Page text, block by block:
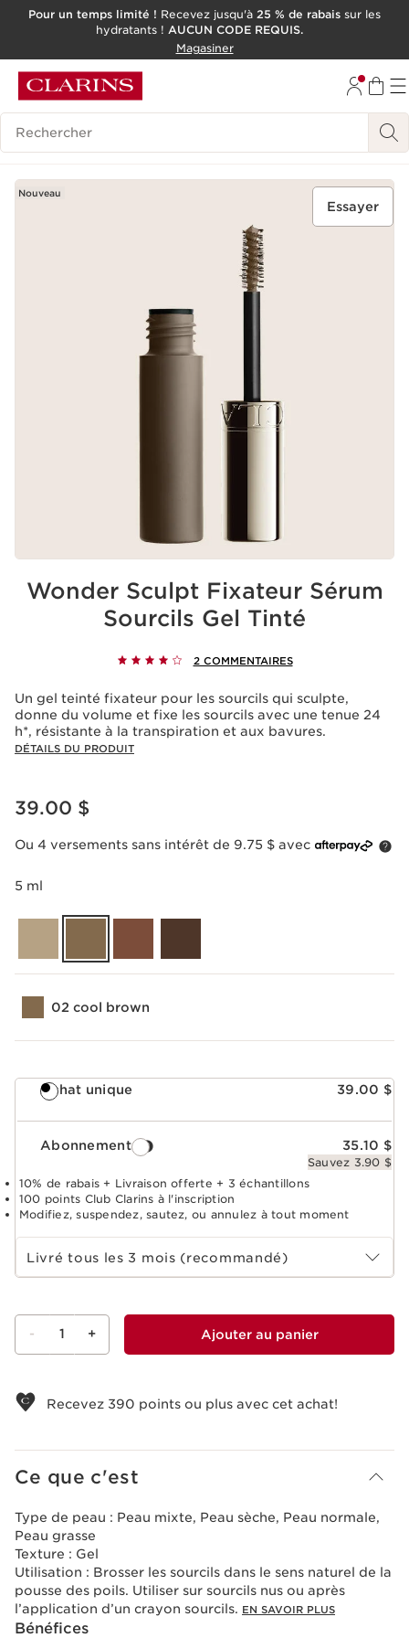
ALLER AU CONTENU
OUTIL D'ACCESSIBILITÉ
Pour un temps limité ! Recevez jusqu'à 25 % de rabais sur les
hydratants ! AUCUN CODE REQUIS.
Magasiner
Historique des recherches
Nouveau
Essayer
Wonder Sculpt Fixateur Sérum
Sourcils Gel Tinté
2 COMMENTAIRES
Un gel teinté fixateur pour les sourcils qui sculpte,
donne du volume et fixe les sourcils avec une tenue 24
h*, résistante à la transpiration et aux bavures.
DÉTAILS DU PRODUIT
Nouveau prix 39.00 $
39.00 $
Ou 4 versements sans intérêt de 9.75 $ avec
5 ml
02 cool brown
Achat unique 39.00 $
Abonnement 35.10 $
Sauvez 3.90 $
10% de rabais + Livraison offerte + 3 échantillons
100 points Club Clarins à l'inscription
Modifiez, suspendez, sautez, ou annulez à tout moment
Choisir la période d''abonnement
Livré tous les 3 mois (recommandé)
- 1 + Ajouter au panier
Recevez 390 points ou plus avec cet achat!
Ce que c'est
Type de peau : Peau mixte, Peau sèche, Peau normale,
Peau grasse
Texture : Gel
Utilisation : Brosser les sourcils dans le sens naturel de la
pousse des poils. Utiliser sur sourcils nus ou après
l’application d’un crayon sourcils. EN SAVOIR PLUS
Bénéfices